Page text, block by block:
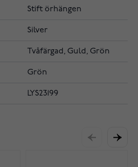
Stift örhängen
Silver
Tvåfärgad, Guld, Grön
Grön
LYS23199